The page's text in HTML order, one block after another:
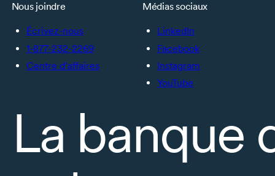
Nous joindre
Écrivez-nous
1-877-232-2269
Centre d’affaires
Médias sociaux
LinkedIn
Facebook
Instagram
YouTube
La banque